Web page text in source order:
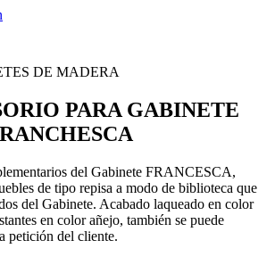
DE MADERA
PARA GABINETE
del Gabinete FRANCESCA,
de tipo repisa a modo de biblioteca que
del Gabinete. Acabado laqueado en color
en color añejo, también se puede
petición del cliente.